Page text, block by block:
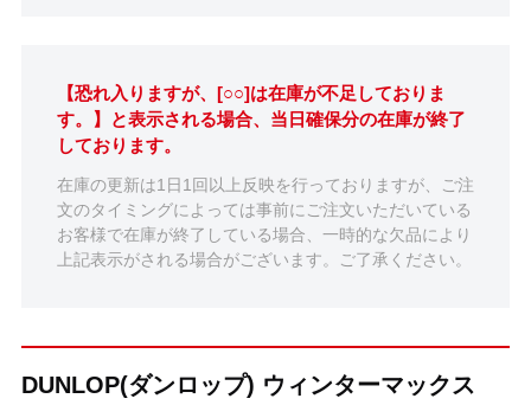
【恐れ入りますが、[○○]は在庫が不足しておりま
す。】と表示される場合、当日確保分の在庫が終了
しております。
在庫の更新は1日1回以上反映を行っておりますが、ご注
文のタイミングによっては事前にご注文いただいている
お客様で在庫が終了している場合、一時的な欠品により
上記表示がされる場合がございます。ご了承ください。
DUNLOP(ダンロップ) ウィンターマックス